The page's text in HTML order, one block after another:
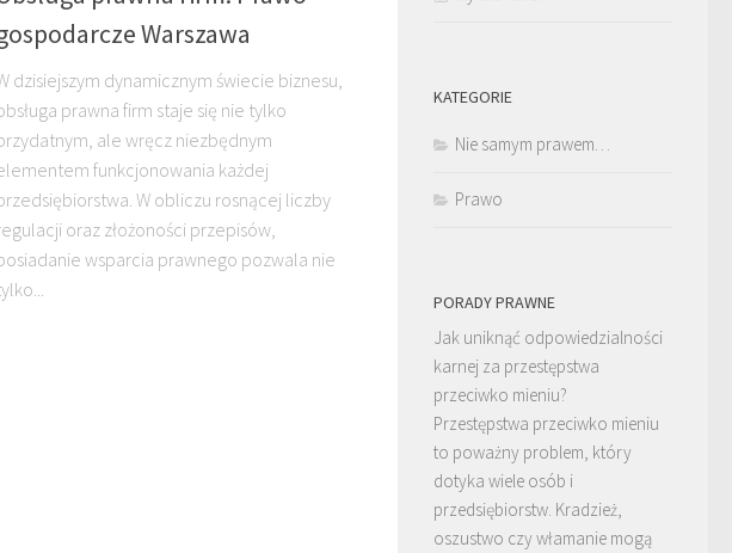
Warszawa
dzisiejszym dynamicznym świecie biznesu,
prawna firm staje się nie tylko
ale wręcz niezbędnym
funkcjonowania każdej
W obliczu rosnącej liczby
oraz złożoności przepisów,
wsparcia prawnego pozwala nie
KATEGORIE
Nie samym prawem…
Prawo
PORADY PRAWNE
Jak uniknąć odpowiedzialności
karnej za przestępstwa
przeciwko mieniu?
Przestępstwa przeciwko mieniu
to poważny problem, który
dotyka wiele osób i
przedsiębiorstw. Kradzież,
oszustwo czy włamanie mogą